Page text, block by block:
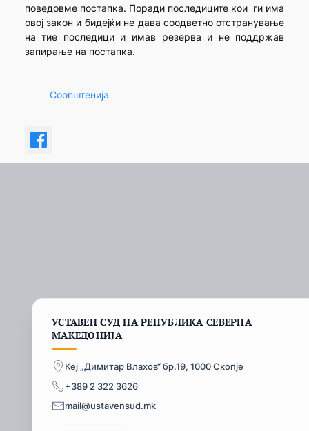
поведовме постапка. Поради последиците кои ги има
овој закон и бидејќи не дава соодветно отстранување
на тие последици и имав резерва и не поддржав
запирање на постапка.
Соопштенија
УСТАВЕН СУД НА РЕПУБЛИКА СЕВЕРНА
МАКЕДОНИЈА
Кеј „Димитар Влахов“ бр.19, 1000 Скопје
+389 2 322 3626
mail@ustavensud.mk